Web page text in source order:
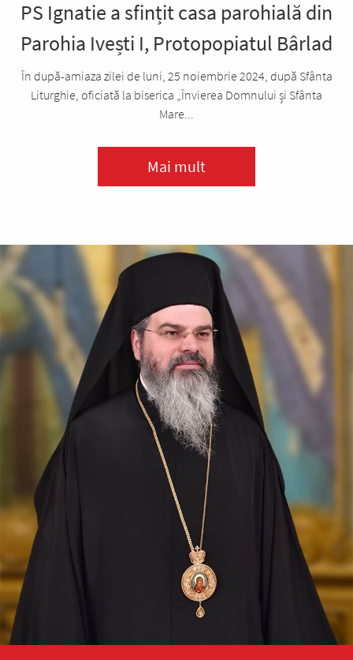
PS Ignatie a sfințit casa parohială din
Parohia Ivești I, Protopopiatul Bârlad
În după-amiaza zilei de luni, 25 noiembrie 2024, după Sfânta
Liturghie, oficiată la biserica „Învierea Domnului și Sfânta
Mare...
Mai mult